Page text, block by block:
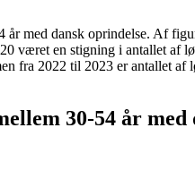
med dansk oprindelse. Af
været en stigning i antallet af
2022 til 2023 er antallet
30-54 år med